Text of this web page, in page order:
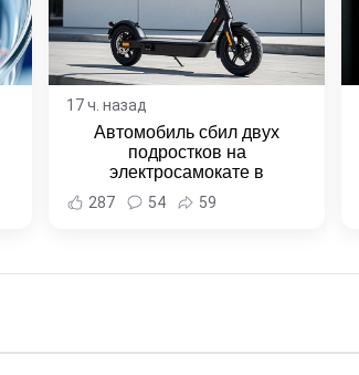
17 ч. назад
Автомобиль сбил двух
подростков на
электросамокате в
Комсомольске-на-Амуре -
Новости Хабаровска и
287 54 59